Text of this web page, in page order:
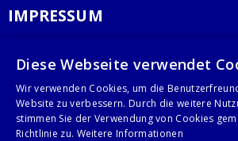
IMPRESSUM
AGB
KONTAKT
Diese Webseite verwendet
Wir verwenden Cookies, um die
Website zu verbessern. Durch die weitere
stimmen Sie der Verwendung von Cookies
Richtlinie zu. Weitere Informationen